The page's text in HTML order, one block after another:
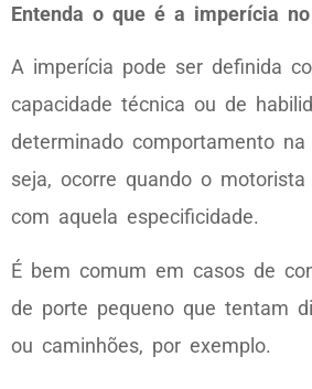
Entenda o que é a imperícia
A imperícia pode ser definida
capacidade técnica ou de
determinado comportamento na
seja, ocorre quando o
com aquela especificidade.
É bem comum em casos de
de porte pequeno que tentam
ou caminhões, por exemplo.